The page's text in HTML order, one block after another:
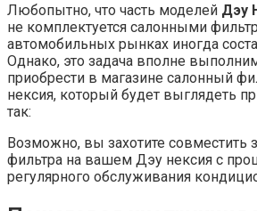
Любопытно, что часть моделей Дэу
не комплектуется салонными
автомобильных рынках иногда
Однако, это задача вполне
приобрести в магазине салонный
нексия, который будет выглядеть
так:
Возможно, вы захотите совместить
фильтра на вашем Дэу нексия с
регулярного обслуживания